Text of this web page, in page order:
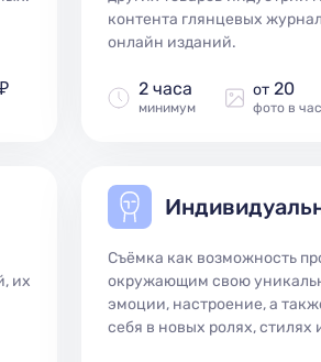
контента глянцевых
онлайн изданий.
2 часа
минимум
от 20
фото в час
их
Съёмка как возможность
окружающим свою
эмоции, настроение, а
себя в новых ролях, стилях